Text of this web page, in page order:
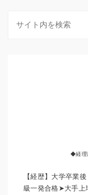
◆経理
【経歴】大学卒業
級一発合格➤大手上